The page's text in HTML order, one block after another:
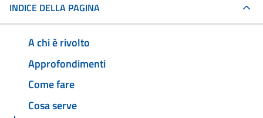
INDICE DELLA PAGINA
A chi è rivolto
Approfondimenti
Come fare
Cosa serve